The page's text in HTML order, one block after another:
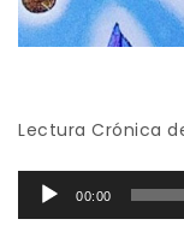
Lectura Crónica
Reproductor
00:00